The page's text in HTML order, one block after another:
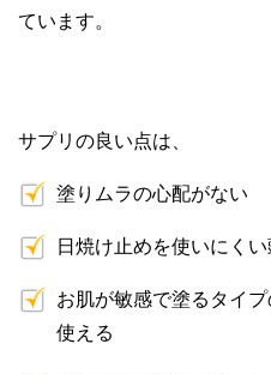
ています。
サプリの良い点は、
塗りムラの心配がない
日焼け止めを使いにく
お肌が敏感で塗るタイ
使える